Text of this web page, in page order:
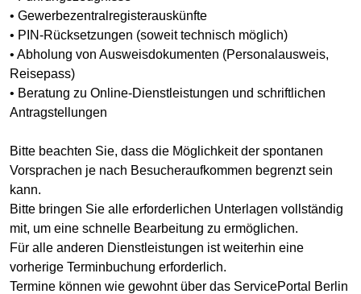
• Gewerbezentralregisterauskünfte
• PIN-Rücksetzungen (soweit technisch möglich)
• Abholung von Ausweisdokumenten (Personalausweis,
Reisepass)
• Beratung zu Online-Dienstleistungen und schriftlichen
Antragstellungen
Bitte beachten Sie, dass die Möglichkeit der spontanen
Vorsprachen je nach Besucheraufkommen begrenzt sein
kann.
Bitte bringen Sie alle erforderlichen Unterlagen vollständig
mit, um eine schnelle Bearbeitung zu ermöglichen.
Für alle anderen Dienstleistungen ist weiterhin eine
vorherige Terminbuchung erforderlich.
Termine können wie gewohnt über das ServicePortal Berlin